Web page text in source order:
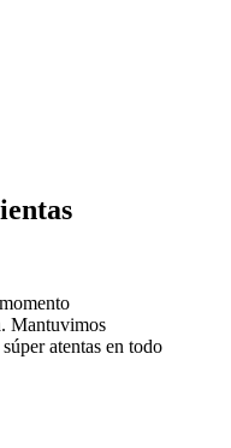
Mantuvimos
atentas en todo